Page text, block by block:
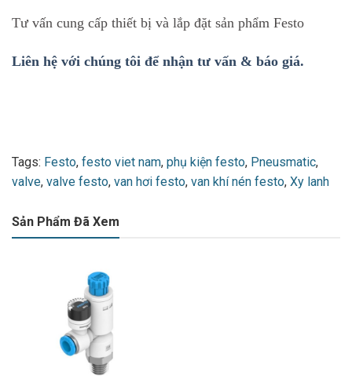
Tư vấn cung cấp thiết bị và lắp đặt sản phẩm Festo
Liên hệ với chúng tôi để nhận tư vấn & báo giá.
Tags: Festo, festo viet nam, phụ kiện festo, Pneusmatic,
valve, valve festo, van hơi festo, van khí nén festo, Xy lanh
Sản Phẩm Đã Xem